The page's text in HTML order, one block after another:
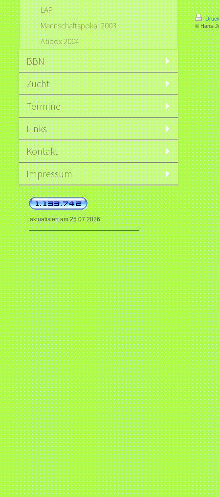
LAP
Mannschaftspokal 2003
Atibox 2004
BBN
Zucht
Termine
Links
Kontakt
Impressum
aktualisiert am 25.07.2026
© Hans-